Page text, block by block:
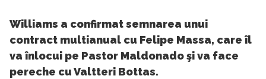
Williams a confirmat semnarea unui
contract multianual cu Felipe Massa, care îl
va înlocui pe Pastor Maldonado şi va face
pereche cu Valtteri Bottas.